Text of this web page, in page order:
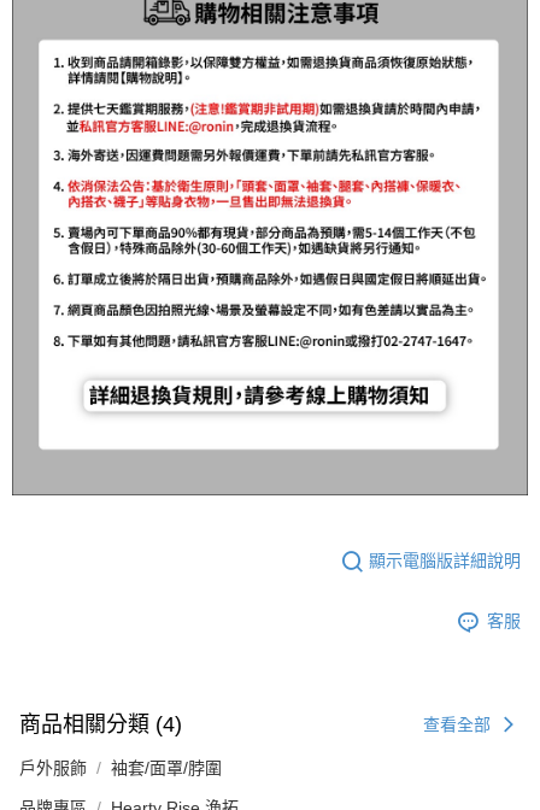
顯示電腦版詳細說明
客服
商品相關分類 (4) 查看全部
戶外服飾 袖套/面罩/脖圍